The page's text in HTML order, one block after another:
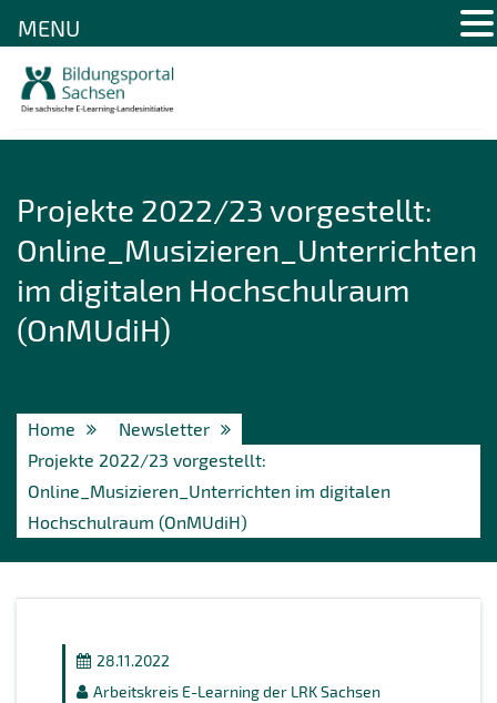
Projekte 2022/23 vorgestellt:
Online_Musizieren_Unterrichten
im digitalen Hochschulraum
(OnMUdiH)
Home
Newsletter
Projekte 2022/23 vorgestellt:
Online_Musizieren_Unterrichten im digitalen
Hochschulraum (OnMUdiH)
28.11.2022
Arbeitskreis E-Learning der LRK Sachsen
MENU